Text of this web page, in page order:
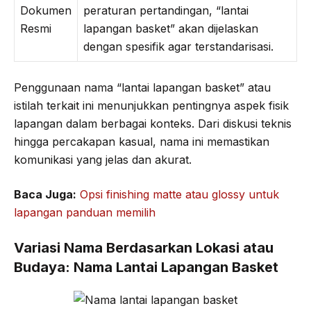
Dokumen
Resmi
peraturan pertandingan, “lantai
lapangan basket” akan dijelaskan
dengan spesifik agar terstandarisasi.
Penggunaan nama “lantai lapangan basket” atau
istilah terkait ini menunjukkan pentingnya aspek fisik
lapangan dalam berbagai konteks. Dari diskusi teknis
hingga percakapan kasual, nama ini memastikan
komunikasi yang jelas dan akurat.
Baca Juga: Opsi finishing matte atau glossy untuk
lapangan panduan memilih
Variasi Nama Berdasarkan Lokasi atau
Budaya: Nama Lantai Lapangan Basket